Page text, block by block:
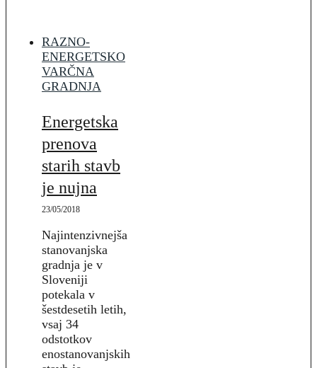
RAZNO-
ENERGETSKO
VARČNA
GRADNJA
Energetska
prenova
starih stavb
je nujna
23/05/2018
Najintenzivnejša
stanovanjska
gradnja je v
Sloveniji
potekala v
šestdesetih letih,
vsaj 34
odstotkov
enostanovanjskih